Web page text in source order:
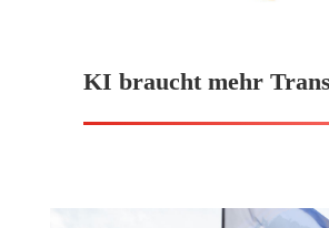
KI braucht mehr